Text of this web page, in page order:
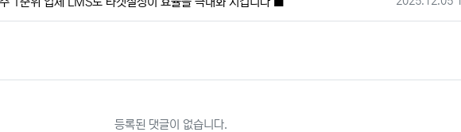
등록된 댓글이 없습니다.